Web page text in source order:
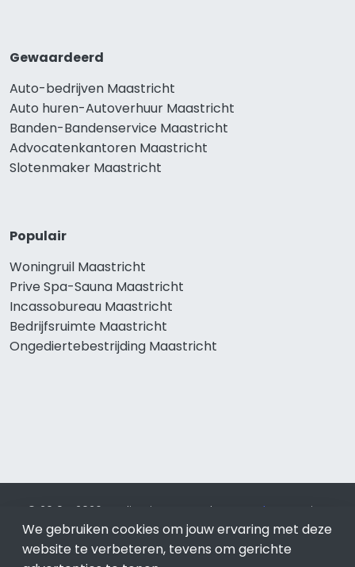
Gewaardeerd
Auto-bedrijven Maastricht
Auto huren-Autoverhuur Maastricht
Banden-Bandenservice Maastricht
Advocatenkantoren Maastricht
Slotenmaker Maastricht
Populair
Woningruil Maastricht
Prive Spa-Sauna Maastricht
Incassobureau Maastricht
Bedrijfsruimte Maastricht
Ongediertebestrijding Maastricht
© 2019 - 2026 Realisatie en SEO door SEO-bureau
Lion
Internet. Betaal alleen voor bewezen resultaten?SEO
optimalisatie No Cure No Pay.Maastrichtis onderdeel van
Lion Internet.
We gebruiken cookies om jouw ervaring met deze
website te verbeteren, tevens om gerichte